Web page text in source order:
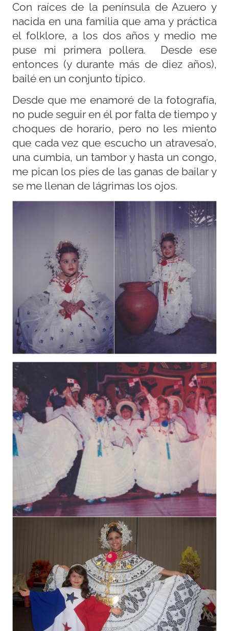
Con raíces de la península de Azuero y
nacida en una familia que ama y práctica
el folklore, a los dos años y medio me
puse mi primera pollera. Desde ese
entonces (y durante más de diez años),
bailé en un conjunto típico.
Desde que me enamoré de la fotografía,
no pude seguir en él por falta de tiempo y
choques de horario, pero no les miento
que cada vez que escucho un atravesa’o,
una cumbia, un tambor y hasta un congo,
me pican los pies de las ganas de bailar y
se me llenan de lágrimas los ojos.